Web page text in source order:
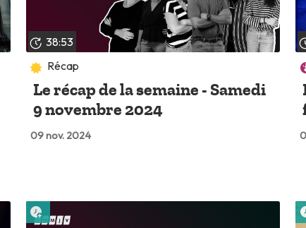
38:53
Récap
Le récap de la semaine - Samedi
9 novembre 2024
09 nov. 2024